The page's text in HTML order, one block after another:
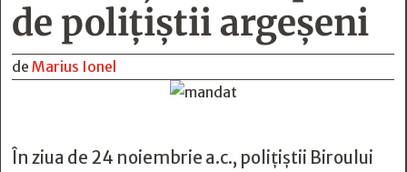
de polițiștii argeșeni
de Marius Ionel
În ziua de 24 noiembrie a.c., polițiștii Biroului